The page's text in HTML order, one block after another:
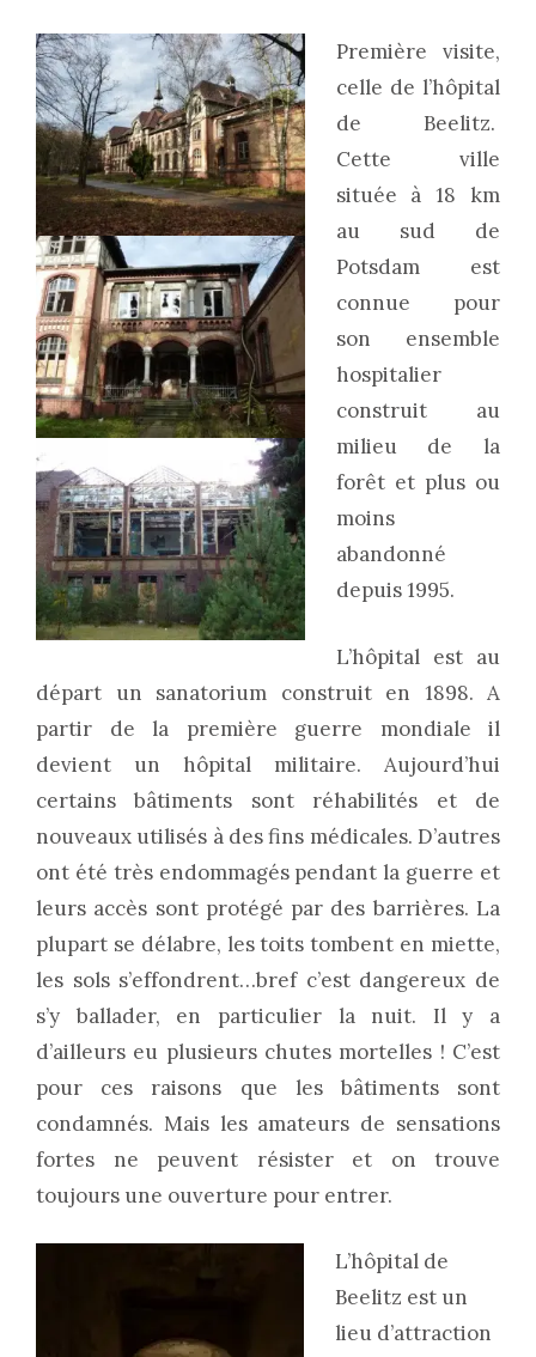
Première visite,
celle de l’hôpital
de Beelitz.
Cette ville
située à 18 km
au sud de
Potsdam est
connue pour
son ensemble
hospitalier
construit au
milieu de la
forêt et plus ou
moins
abandonné
depuis 1995.
L’hôpital est au
départ un sanatorium construit en 1898. A
partir de la première guerre mondiale il
devient un hôpital militaire. Aujourd’hui
certains bâtiments sont réhabilités et de
nouveaux utilisés à des fins médicales. D’autres
ont été très endommagés pendant la guerre et
leurs accès sont protégé par des barrières. La
plupart se délabre, les toits tombent en miette,
les sols s’effondrent…bref c’est dangereux de
s’y ballader, en particulier la nuit. Il y a
d’ailleurs eu plusieurs chutes mortelles ! C’est
pour ces raisons que les bâtiments sont
condamnés. Mais les amateurs de sensations
fortes ne peuvent résister et on trouve
toujours une ouverture pour entrer.
L’hôpital de
Beelitz est un
lieu d’attraction